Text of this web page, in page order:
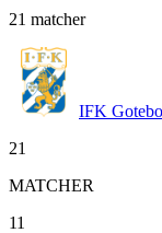
21 matcher
IFK
21
MATCHER
11